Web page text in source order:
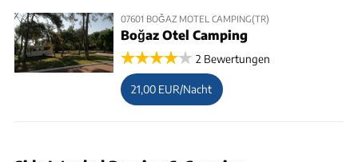
07601 BOĞAZ MOTEL CAMPING(TR)
Boğaz Otel Camping
2 Bewertungen
21,00 EUR/Nacht